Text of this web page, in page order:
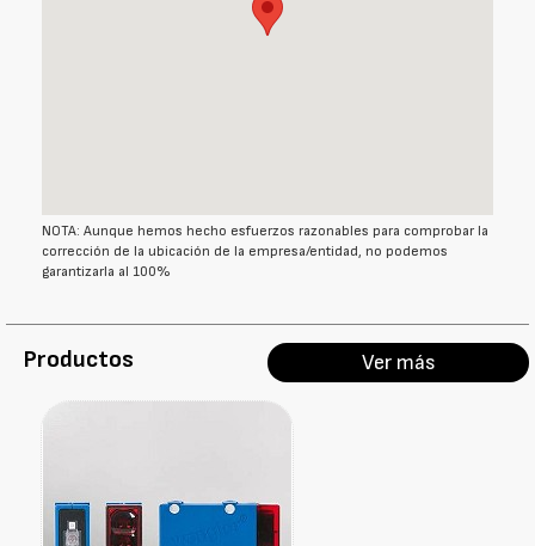
NOTA: Aunque hemos hecho esfuerzos razonables para comprobar la
corrección de la ubicación de la empresa/entidad, no podemos
garantizarla al 100%
Productos Ver más